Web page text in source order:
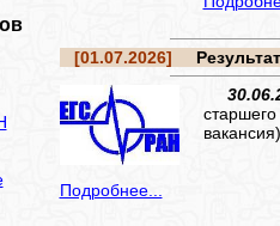
[01.07.2026]
вакансия)
Подробнее...